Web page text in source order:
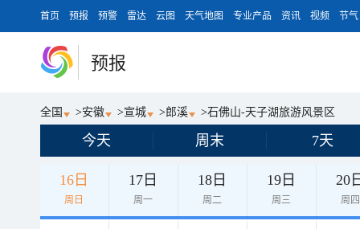
首页 预报 预警 雷达 云图 天气地图 专业产品 资讯 视频 节气
预报
全国 >安徽 >宣城 > 郎溪 >石佛山-天子湖旅游风景区
今天 周末 7天
16日
周日
17日
周一
18日
周二
19日
周三
20
周四